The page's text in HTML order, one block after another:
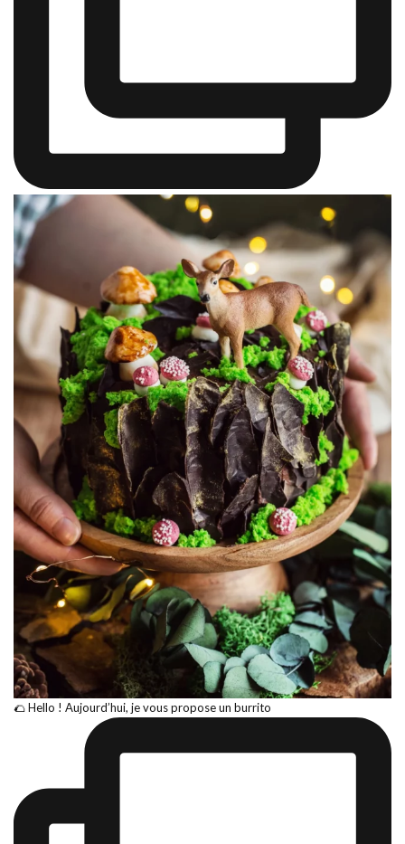
🌮 Hello ! Aujourd’hui, je vous propose un burrito